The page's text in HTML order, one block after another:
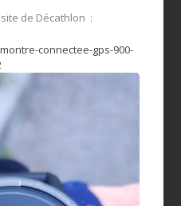
de Décathlon :
connectee-gps-900-